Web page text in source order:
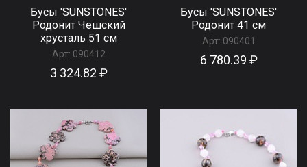
Бусы 'SUNSTONES'
Родонит Чешский
хрусталь 51 см
Арт: 090412
3 324.82 ₽
Бусы 'SUNSTONES'
Родонит 41 см
Арт: 090401
6 780.39 ₽